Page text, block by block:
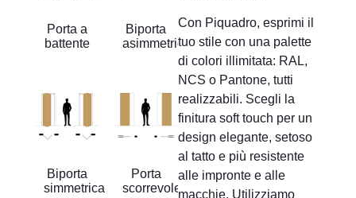
Porta a
battente
Biporta
asimmetrica
Biporta
simmetrica
Porta
scorrevole
Con Piquadro, esprimi il
tuo stile con una palette
di colori illimitata: RAL,
NCS o Pantone, tutti
realizzabili. Scegli la
finitura soft touch per un
design elegante, setoso
al tatto e più resistente
alle impronte e alle
macchie. Utilizziamo